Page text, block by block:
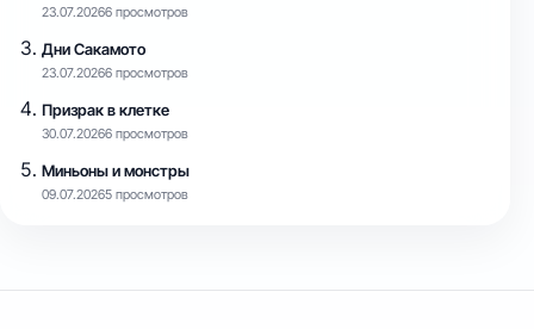
23.07.20266 просмотров
Дни Сакамото
23.07.20266 просмотров
Призрак в клетке
30.07.20266 просмотров
Миньоны и монстры
09.07.20265 просмотров